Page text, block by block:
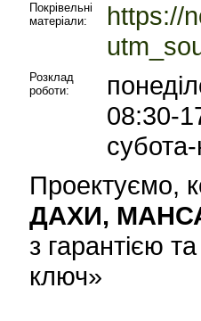
Покрівельні
матеріали:
https://
Розклад
роботи:
08:30-
Проектуємо,
ДАХИ,
з гарантією
ключ»